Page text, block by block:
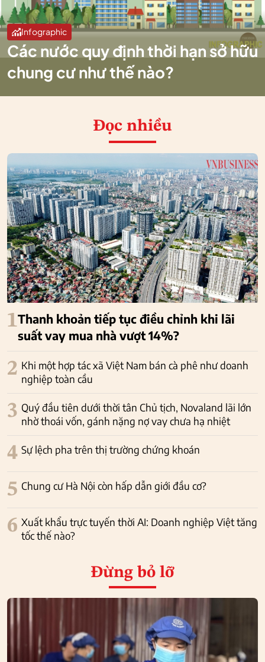
Infographic
Các nước quy định thời hạn sở hữu
chung cư như thế nào?
Đọc nhiều
1Thanh khoản tiếp tục điều chỉnh khi lãi
suất vay mua nhà vượt 14%?
2 Khi một hợp tác xã Việt Nam bán cà phê như doanh
nghiệp toàn cầu
3 Quý đầu tiên dưới thời tân Chủ tịch, Novaland lãi lớn
nhờ thoái vốn, gánh nặng nợ vay chưa hạ nhiệt
4 Sự lệch pha trên thị trường chứng khoán
5 Chung cư Hà Nội còn hấp dẫn giới đầu cơ?
6 Xuất khẩu trực tuyến thời AI: Doanh nghiệp Việt tăng
tốc thế nào?
Đừng bỏ lỡ